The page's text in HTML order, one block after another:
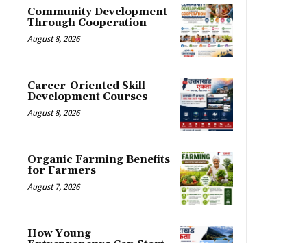
Community Development
Through Cooperation
August 8, 2026
Career-Oriented Skill
Development Courses
August 8, 2026
Organic Farming Benefits
for Farmers
August 7, 2026
How Young